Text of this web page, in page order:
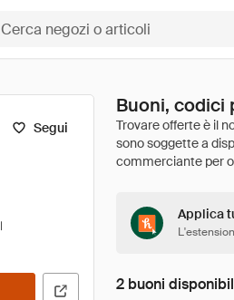
Segui
|
Buoni, codici
Applica
2 buoni